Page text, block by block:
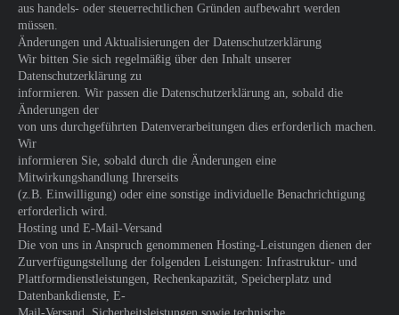
aus handels- oder steuerrechtlichen Gründen aufbewahrt werden
müssen.
Änderungen und Aktualisierungen der Datenschutzerklärung
Wir bitten Sie sich regelmäßig über den Inhalt unserer
Datenschutzerklärung zu
informieren. Wir passen die Datenschutzerklärung an, sobald die
Änderungen der
von uns durchgeführten Datenverarbeitungen dies erforderlich machen.
Wir
informieren Sie, sobald durch die Änderungen eine
Mitwirkungshandlung Ihrerseits
(z.B. Einwilligung) oder eine sonstige individuelle Benachrichtigung
erforderlich wird.
Hosting und E-Mail-Versand
Die von uns in Anspruch genommenen Hosting-Leistungen dienen der
Zurverfügungstellung der folgenden Leistungen: Infrastruktur- und
Plattformdienstleistungen, Rechenkapazität, Speicherplatz und
Datenbankdienste, E-